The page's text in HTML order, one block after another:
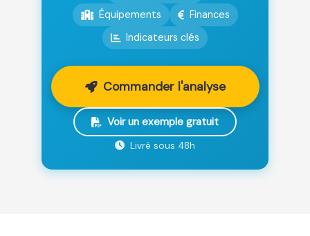
Équipements
Finances
Indicateurs clés
Commander l'analyse
Voir un exemple gratuit
Livré sous 48h